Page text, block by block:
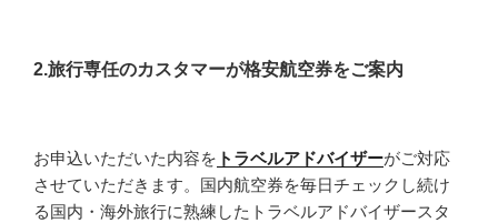
2.旅行専任のカスタマーが格安航空券をご案内
お申込いただいた内容を トラベルアドバイザーがご対応
させていただきます。国内航空券を毎日チェックし続け
る国内・海外旅行に熟練したトラベルアドバイザースタ